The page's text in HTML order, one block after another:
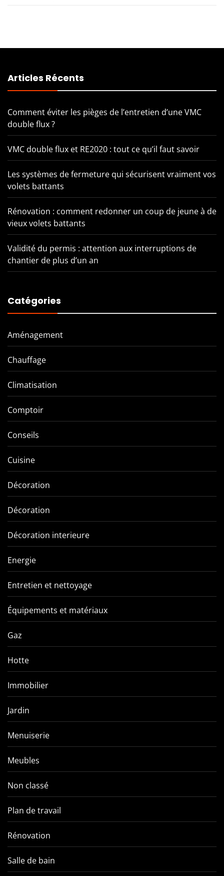
Articles Récents
Comment éviter les pièges de l’entretien d’une VMC
double flux ?
VMC double flux et RE2020 : tout ce qu’il faut savoir
Les systèmes de fermeture qui sécurisent vraiment vos
volets battants
Rénovation : comment redonner un coup de jeune à de
vieux volets battants
Validité du permis : attention aux interruptions de
chantier de plus d’un an
Catégories
Aménagement
Chauffage
Climatisation
Comptoir
Conseils
Cuisine
Décoration
Décoration
Décoration interieure
Energie
Entretien et nettoyage
Équipements et matériaux
Gaz
Hotte
Immobilier
Jardin
Menuiserie
Meubles
Non classé
Plan de travail
Rénovation
Salle de bain